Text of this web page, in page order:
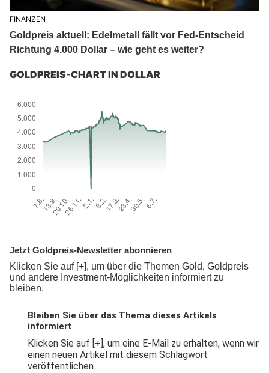
FINANZEN
Goldpreis aktuell: Edelmetall fällt vor Fed-Entscheid
Richtung 4.000 Dollar – wie geht es weiter?
GOLDPREIS-CHART IN DOLLAR
Jetzt Goldpreis-Newsletter abonnieren
Klicken Sie auf [+], um über die Themen Gold, Goldpreis
und andere Investment-Möglichkeiten informiert zu
bleiben.
Bleiben Sie über das Thema dieses Artikels
informiert
Klicken Sie auf [+], um eine E-Mail zu erhalten, wenn wir
einen neuen Artikel mit diesem Schlagwort
veröffentlichen.